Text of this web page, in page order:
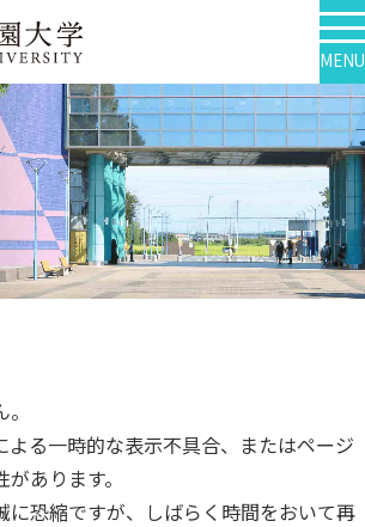
MENU
よる一時的な表示不具合、またはページ
あります。
に恐縮ですが、しばらく時間をおいて再